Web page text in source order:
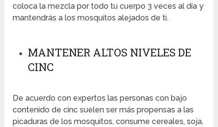
coloca la mezcla por todo tu cuerpo 3 veces al día y
mantendrás a los mosquitos alejados de ti.
MANTENER ALTOS NIVELES DE
CINC
De acuerdo con expertos las personas con bajo
contenido de cinc suelen ser más propensas a las
picaduras de los mosquitos, consume cereales, soja,